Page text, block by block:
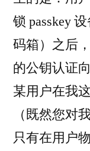
锁 passkey
码箱）之后
的公钥认证
某用户在我
（既然您对
只有在用户